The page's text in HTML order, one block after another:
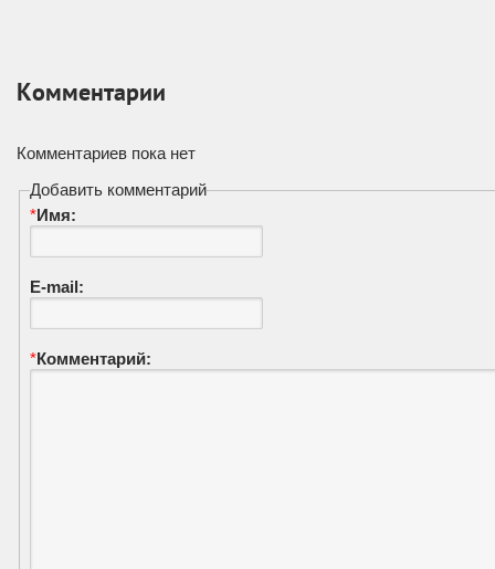
Комментарии
Комментариев пока нет
Добавить комментарий
*Имя:
E-mail:
*Комментарий: